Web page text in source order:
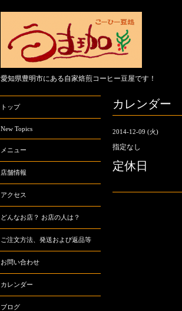
愛知県豊明市にある自家焙煎コーヒー豆屋です！
カレンダー
2014-12-09 (火)
指定なし
定休日
トップ
New Topics
メニュー
店舗情報
アクセス
どんなお店？ お店の人は？
ご注文方法、発送および返品等
お問い合わせ
カレンダー
ブログ